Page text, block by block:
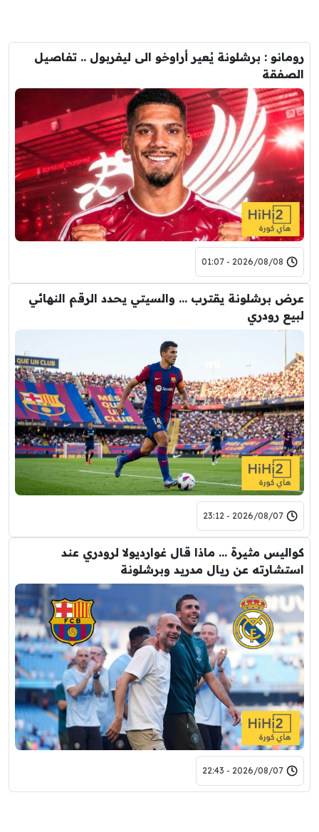
رومانو : برشلونة يُعير أراوخو الى ليفربول .. تفاصيل
الصفقة
2026/08/08 - 01:07
عرض برشلونة يقترب … والسيتي يحدد الرقم النهائي
لبيع رودري
2026/08/07 - 23:12
كواليس مثيرة … ماذا قال غوارديولا لرودري عند
استشارته عن ريال مدريد وبرشلونة
2026/08/07 - 22:43